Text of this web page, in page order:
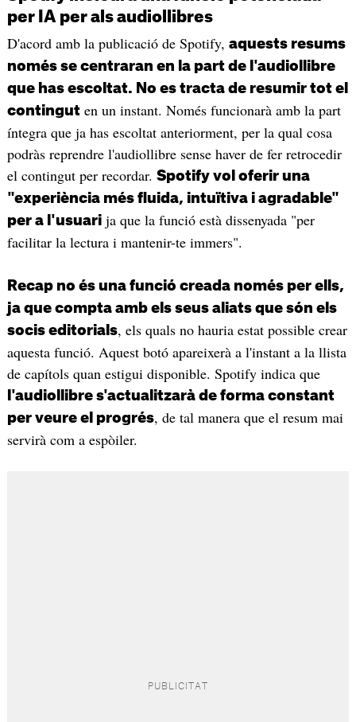
per IA per als audiollibres
D'acord amb la publicació de Spotify, aquests resums
només se centraran en la part de l'audiollibre
que has escoltat. No es tracta de resumir tot el
continguten un instant. Només funcionarà amb la part
íntegra que ja has escoltat anteriorment, per la qual cosa
podràs reprendre l'audiollibre sense haver de fer retrocedir
el contingut per recordar. Spotify vol oferir una
"experiència més fluida, intuïtiva i agradable"
per a l'usuarija que la funció està dissenyada "per
facilitar la lectura i mantenir-te immers".
Recap no és una funció creada només per ells,
ja que compta amb els seus aliats que són els
socis editorials, els quals no hauria estat possible crear
aquesta funció. Aquest botó apareixerà a l'instant a la llista
de capítols quan estigui disponible. Spotify indica que
l'audiollibre s'actualitzarà de forma constant
per veure el progrés, de tal manera que el resum mai
servirà com a espòiler.